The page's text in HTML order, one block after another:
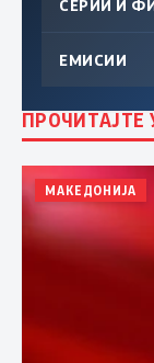
СЕРИИ И
ЕМИСИИ
ПРОЧИТАЈТЕ
МАКЕДОНИЈА